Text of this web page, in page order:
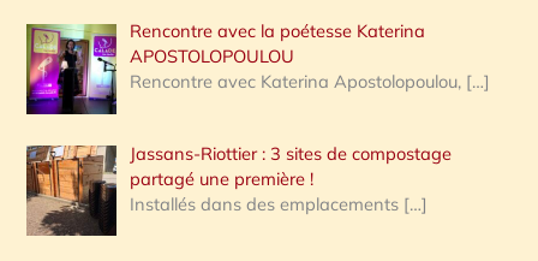
Rencontre avec la poétesse Katerina
APOSTOLOPOULOU
Rencontre avec Katerina Apostolopoulou, […]
Jassans-Riottier : 3 sites de compostage
partagé une première !
Installés dans des emplacements […]